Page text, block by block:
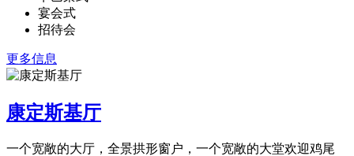
宴会式
招待会
更多信息
康定斯基厅
一个宽敞的大厅，全景拱形窗户，一个宽敞的大堂欢迎鸡尾